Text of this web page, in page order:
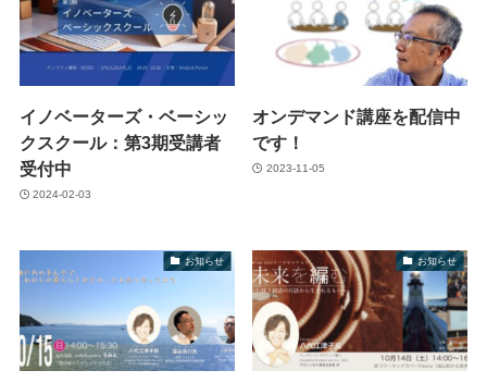
イノベーターズ・ベーシッ
クスクール：第3期受講者
受付中
2024-02-03
オンデマンド講座を配信中
です！
2023-11-05
お知らせ お知らせ